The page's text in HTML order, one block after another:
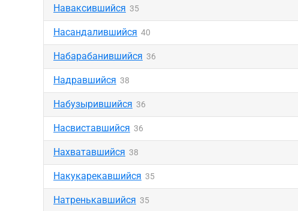
Наваксившийся 35
Насандалившийся 40
Набарабанившийся 36
Надравшийся 38
Набузырившийся 36
Насвиставшийся 36
Нахватавшийся 38
Накукарекавшийся 35
Натренькавшийся 35